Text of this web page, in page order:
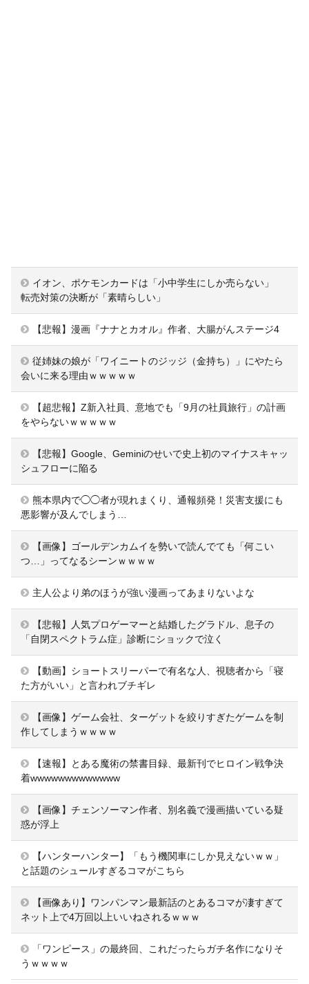
イオン、ポケモンカードは「小中学生にしか売らない」
転売対策の決断が「素晴らしい」
【悲報】漫画『ナナとカオル』作者、大腸がんステージ4
従姉妹の娘が「ワイニートのジッジ（金持ち）」にやたら
会いに来る理由ｗｗｗｗｗ
【超悲報】Z新入社員、意地でも「9月の社員旅行」の計画
をやらないｗｗｗｗｗ
【悲報】Google、Geminiのせいで史上初のマイナスキャッ
シュフローに陥る
熊本県内で◯◯者が現れまくり、通報頻発！災害支援にも
悪影響が及んでしまう…
【画像】ゴールデンカムイを勢いで読んでても「何こい
つ…」ってなるシーンｗｗｗｗ
主人公より弟のほうが強い漫画ってあまりないよな
【悲報】人気プロゲーマーと結婚したグラドル、息子の
「自閉スペクトラム症」診断にショックで泣く
【動画】ショートスリーパーで有名な人、視聴者から「寝
た方がいい」と言われブチギレ
【画像】ゲーム会社、ターゲットを絞りすぎたゲームを制
作してしまうｗｗｗｗ
【速報】とある魔術の禁書目録、最新刊でヒロイン戦争決
着wwwwwwwwwwwww
【画像】チェンソーマン作者、別名義で漫画描いている疑
惑が浮上
【ハンターハンター】「もう機関車にしか見えないｗｗ」
と話題のシュールすぎるコマがこちら
【画像あり】ワンパンマン最新話のとあるコマが凄すぎて
ネット上で4万回以上いいねされるｗｗｗ
「ワンピース」の最終回、これだったらガチ名作になりそ
うｗｗｗｗ